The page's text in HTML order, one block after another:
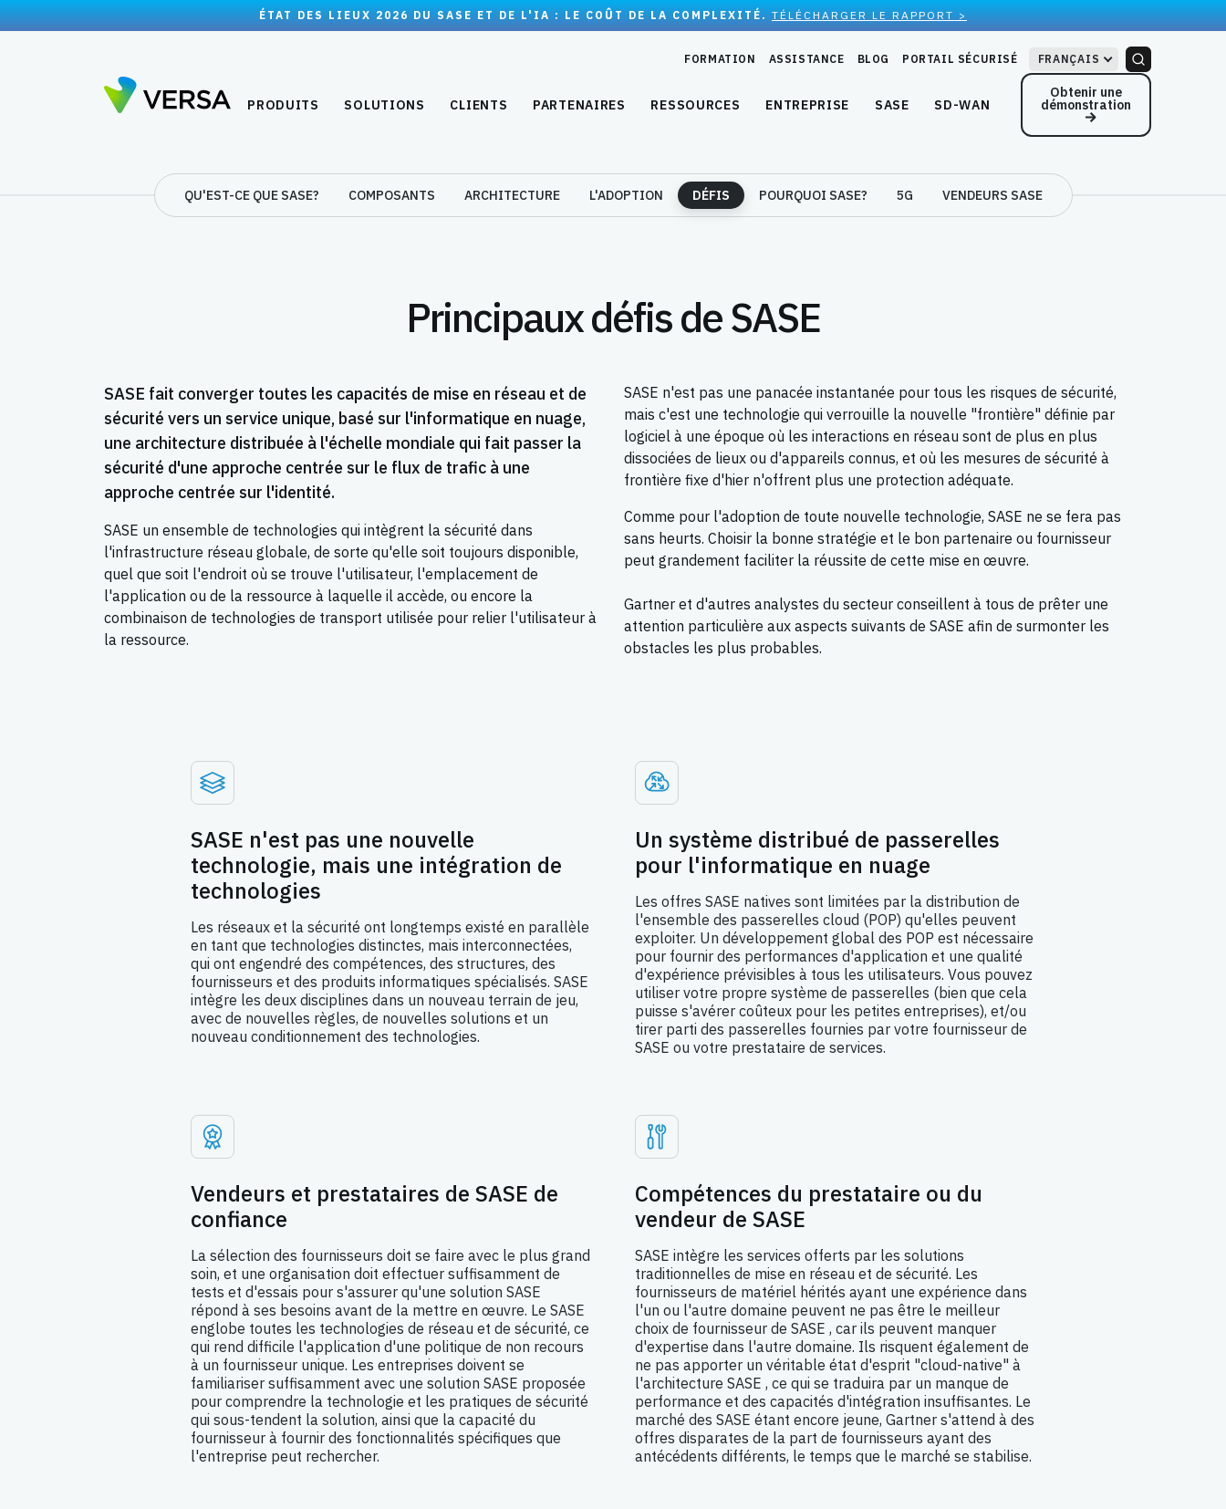
ÉTAT DES LIEUX 2026 DU SASE ET DE L'IA : LE COÛT DE LA COMPLEXITÉ. TÉLÉCHARGER LE RAPPORT >
FORMATION ASSISTANCE BLOG PORTAIL SÉCURISÉ FRANÇAIS
PRODUITS SOLUTIONS CLIENTS PARTENAIRES RESSOURCES ENTREPRISE SASE SD-WAN
Obtenir une
démonstration
QU'EST-CE QUE SASE? COMPOSANTS ARCHITECTURE L'ADOPTION DÉFIS POURQUOI SASE? 5G VENDEURS SASE
Principaux défis de SASE
SASE fait converger toutes les capacités de mise en réseau et de
sécurité vers un service unique, basé sur l'informatique en nuage,
une architecture distribuée à l'échelle mondiale qui fait passer la
sécurité d'une approche centrée sur le flux de trafic à une
approche centrée sur l'identité.
SASE un ensemble de technologies qui intègrent la sécurité dans
l'infrastructure réseau globale, de sorte qu'elle soit toujours disponible,
quel que soit l'endroit où se trouve l'utilisateur, l'emplacement de
l'application ou de la ressource à laquelle il accède, ou encore la
combinaison de technologies de transport utilisée pour relier l'utilisateur à
la ressource.
SASE n'est pas une panacée instantanée pour tous les risques de sécurité,
mais c'est une technologie qui verrouille la nouvelle "frontière" définie par
logiciel à une époque où les interactions en réseau sont de plus en plus
dissociées de lieux ou d'appareils connus, et où les mesures de sécurité à
frontière fixe d'hier n'offrent plus une protection adéquate.
Comme pour l'adoption de toute nouvelle technologie, SASE ne se fera pas
sans heurts. Choisir la bonne stratégie et le bon partenaire ou fournisseur
peut grandement faciliter la réussite de cette mise en œuvre.
Gartner et d'autres analystes du secteur conseillent à tous de prêter une
attention particulière aux aspects suivants de SASE afin de surmonter les
obstacles les plus probables.
SASE n'est pas une nouvelle
technologie, mais une intégration de
technologies
Les réseaux et la sécurité ont longtemps existé en parallèle
en tant que technologies distinctes, mais interconnectées,
qui ont engendré des compétences, des structures, des
fournisseurs et des produits informatiques spécialisés. SASE
intègre les deux disciplines dans un nouveau terrain de jeu,
avec de nouvelles règles, de nouvelles solutions et un
nouveau conditionnement des technologies.
Un système distribué de passerelles
pour l'informatique en nuage
Les offres SASE natives sont limitées par la distribution de
l'ensemble des passerelles cloud (POP) qu'elles peuvent
exploiter. Un développement global des POP est nécessaire
pour fournir des performances d'application et une qualité
d'expérience prévisibles à tous les utilisateurs. Vous pouvez
utiliser votre propre système de passerelles (bien que cela
puisse s'avérer coûteux pour les petites entreprises), et/ou
tirer parti des passerelles fournies par votre fournisseur de
SASE ou votre prestataire de services.
Vendeurs et prestataires de SASE de
confiance
La sélection des fournisseurs doit se faire avec le plus grand
soin, et une organisation doit effectuer suffisamment de
tests et d'essais pour s'assurer qu'une solution SASE
répond à ses besoins avant de la mettre en œuvre. Le SASE
englobe toutes les technologies de réseau et de sécurité, ce
qui rend difficile l'application d'une politique de non recours
à un fournisseur unique. Les entreprises doivent se
familiariser suffisamment avec une solution SASE proposée
pour comprendre la technologie et les pratiques de sécurité
qui sous-tendent la solution, ainsi que la capacité du
fournisseur à fournir des fonctionnalités spécifiques que
l'entreprise peut rechercher.
Compétences du prestataire ou du
vendeur de SASE
SASE intègre les services offerts par les solutions
traditionnelles de mise en réseau et de sécurité. Les
fournisseurs de matériel hérités ayant une expérience dans
l'un ou l'autre domaine peuvent ne pas être le meilleur
choix de fournisseur de SASE , car ils peuvent manquer
d'expertise dans l'autre domaine. Ils risquent également de
ne pas apporter un véritable état d'esprit "cloud-native" à
l'architecture SASE , ce qui se traduira par un manque de
performance et des capacités d'intégration insuffisantes. Le
marché des SASE étant encore jeune, Gartner s'attend à des
offres disparates de la part de fournisseurs ayant des
antécédents différents, le temps que le marché se stabilise.